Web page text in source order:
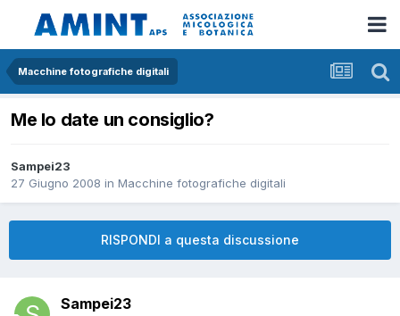
Macchine fotografiche digitali
Me lo date un consiglio?
Sampei23
27 Giugno 2008 in Macchine fotografiche digitali
RISPONDI a questa discussione
Sampei23